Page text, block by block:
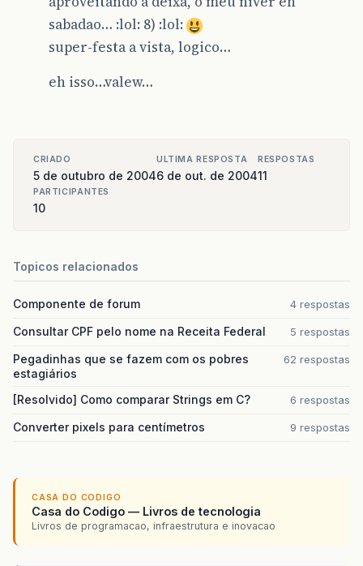
sabadao… :lol: 8) :lol:
super-festa a vista, logico…
eh isso…valew…
CRIADO
5 de outubro de 2004
ULTIMA RESPOSTA
6 de out. de 2004
RESPOSTAS
11
PARTICIPANTES
10
Topicos relacionados
Componente de forum 4 respostas
Consultar CPF pelo nome na Receita Federal 5 respostas
Pegadinhas que se fazem com os pobres
estagiários
62 respostas
[Resolvido] Como comparar Strings em C? 6 respostas
Converter pixels para centímetros 9 respostas
CASA DO CODIGO
Casa do Codigo — Livros de tecnologia
Livros de programacao, infraestrutura e inovacao